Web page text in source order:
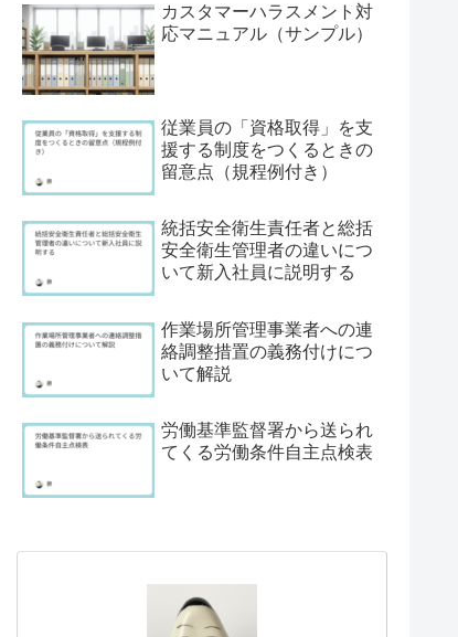
カスタマーハラスメント対
応マニュアル（サンプル）
従業員の「資格取得」を支
援する制度をつくるときの
留意点（規程例付き）
統括安全衛生責任者と総括
安全衛生管理者の違いにつ
いて新入社員に説明する
作業場所管理事業者への連
絡調整措置の義務付けにつ
いて解説
労働基準監督署から送られ
てくる労働条件自主点検表